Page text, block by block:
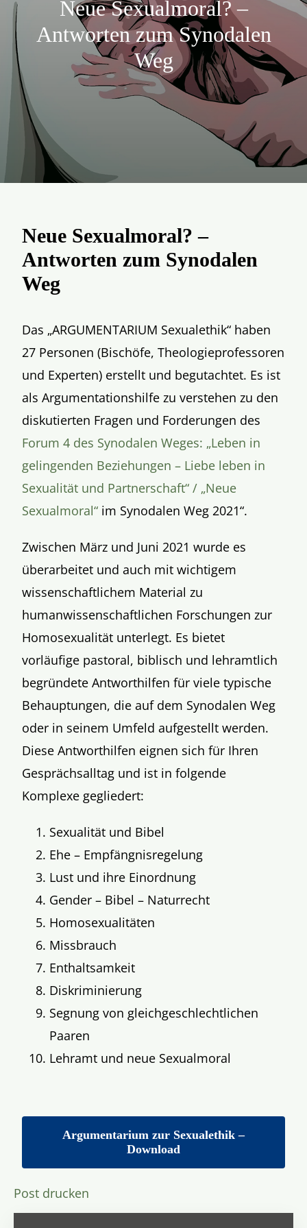
Veröffentlichungen
Neue Sexualmoral? –
Antworten zum Synodalen
Weg
Neue Sexualmoral? –
Antworten zum Synodalen
Weg
Das „ARGUMENTARIUM Sexualethik“ haben
27 Personen (Bischöfe, Theologieprofessoren
und Experten) erstellt und begutachtet. Es ist
als Argumentationshilfe zu verstehen zu den
diskutierten Fragen und Forderungen des
Forum 4 des Synodalen Weges: „Leben in
gelingenden Beziehungen – Liebe leben in
Sexualität und Partnerschaft“ / „Neue
Sexualmoral“ im Synodalen Weg 2021“.
Zwischen März und Juni 2021 wurde es
überarbeitet und auch mit wichtigem
wissenschaftlichem Material zu
humanwissenschaftlichen Forschungen zur
Homosexualität unterlegt. Es bietet
vorläufige pastoral, biblisch und lehramtlich
begründete Antworthilfen für viele typische
Behauptungen, die auf dem Synodalen Weg
oder in seinem Umfeld aufgestellt werden.
Diese Antworthilfen eignen sich für Ihren
Gesprächsalltag und ist in folgende
Komplexe gegliedert:
Sexualität und Bibel
Ehe – Empfängnisregelung
Lust und ihre Einordnung
Gender – Bibel – Naturrecht
Homosexualitäten
Missbrauch
Enthaltsamkeit
Diskriminierung
Segnung von gleichgeschlechtlichen
Paaren
Lehramt und neue Sexualmoral
Argumentarium zur Sexualethik –
Download
Post drucken